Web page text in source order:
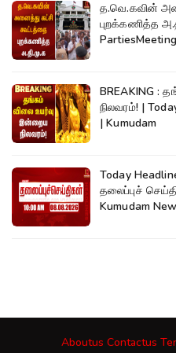
த.வெ.கவின்
புறக்கணித்த
BREAKING :
நிலவரம்! |
| Kumudam
Today
தலைப்புச்
Kumudam
Aboutus Contactus